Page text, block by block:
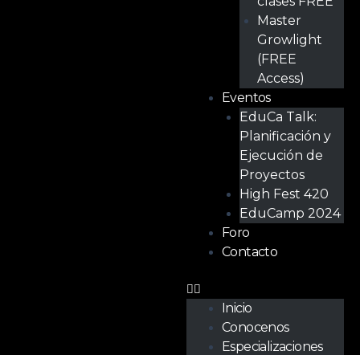
Master
Growlight
(FREE
Access)
Eventos
EduCa Talk:
Planificación y
Ejecución de
Proyectos
High Fest 420
EduCamp 2024
Foro
Contacto
Inicio
Conocenos
Especializaciones